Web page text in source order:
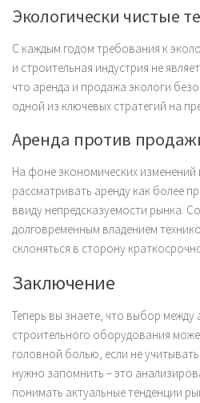
Экологически чистые
С каждым годом требования к
и строительная индустрия не
что аренда и продажа экологи
одной из ключевых стратегий на
Аренда против
На фоне экономических
рассматривать аренду как более
ввиду непредсказуемости рынка.
долговременным владением
склоняться в сторону
Заключение
Теперь вы знаете, что выбор между
строительного оборудования
головной болью, если не
нужно запомнить – это
понимать актуальные тенденции